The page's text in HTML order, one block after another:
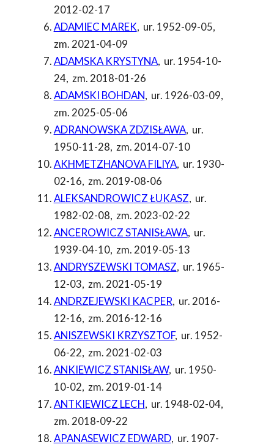
2012-02-17
ADAMIEC MAREK, ur. 1952-09-05,
zm. 2021-04-09
ADAMSKA KRYSTYNA, ur. 1954-10-
24, zm. 2018-01-26
ADAMSKI BOHDAN, ur. 1926-03-09,
zm. 2025-05-06
ADRANOWSKA ZDZISŁAWA, ur.
1950-11-28, zm. 2014-07-10
AKHMETZHANOVA FILIYA, ur. 1930-
02-16, zm. 2019-08-06
ALEKSANDROWICZ ŁUKASZ, ur.
1982-02-08, zm. 2023-02-22
ANCEROWICZ STANISŁAWA, ur.
1939-04-10, zm. 2019-05-13
ANDRYSZEWSKI TOMASZ, ur. 1965-
12-03, zm. 2021-05-19
ANDRZEJEWSKI KACPER, ur. 2016-
12-16, zm. 2016-12-16
ANISZEWSKI KRZYSZTOF, ur. 1952-
06-22, zm. 2021-02-03
ANKIEWICZ STANISŁAW, ur. 1950-
10-02, zm. 2019-01-14
ANTKIEWICZ LECH, ur. 1948-02-04,
zm. 2018-09-22
APANASEWICZ EDWARD, ur. 1907-